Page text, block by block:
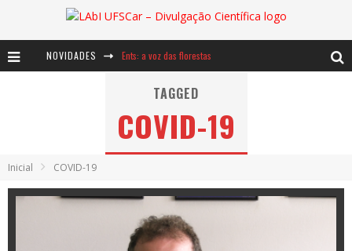
NOVIDADES Ents: a voz das florestas
Notáveis: Bertha Lutz
TAGGED
COVID-19
Inicial COVID-19